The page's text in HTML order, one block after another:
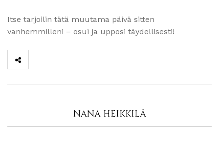
Itse tarjoilin tätä muutama päivä sitten
vanhemmilleni – osui ja upposi täydellisesti!
NANA HEIKKILÄ